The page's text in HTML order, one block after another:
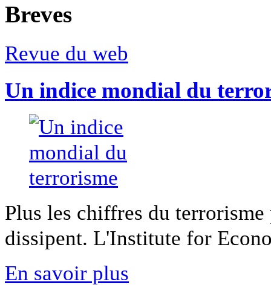
Breves
Revue du web
Un indice mondial du
Plus les chiffres du
dissipent. L'Institute for
En savoir plus